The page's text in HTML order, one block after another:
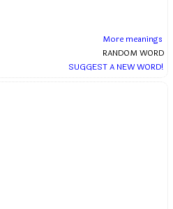
More meanings
RANDOM WORD
SUGGEST A NEW WORD!